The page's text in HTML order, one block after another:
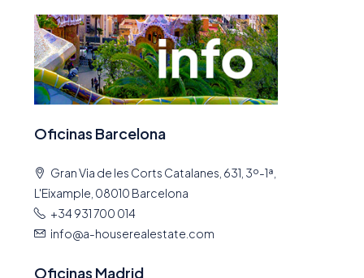
Oficinas Barcelona
Gran Via de les Corts Catalanes, 631, 3º-1ª,
L'Eixample, 08010 Barcelona
+34 931 700 014
info@a-houserealestate.com
Oficinas Madrid